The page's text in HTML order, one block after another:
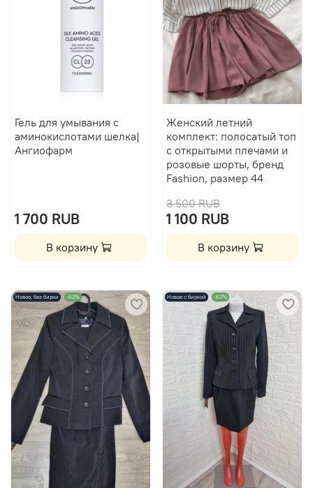
Гель для умывания с
аминокислотами шелка|
Ангиофарм
1 700 RUB
В корзину
Женский летний
комплект: полосатый топ
с открытыми плечами и
розовые шорты, бренд
Fashion, размер 44
3 500 RUB
1 100 RUB
В корзину
Новое, без бирки -62% Новое с биркой -62%